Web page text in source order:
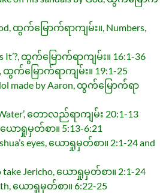
ထွက်မြောက်ရာကျမ်း။, Numbers,
Is It’?, ထွက်မြောက်ရာကျမ်း။ 16:1-36
ထွက်မြောက်ရာကျမ်း။ 19:1-25
made by Aaron, ထွက်မြောက်ရာ
Water’, တောလည်ရာကျမ်း 20:1-13
ယောရှုမှတ်စာ။ 5:13-6:21
eyes, ယောရှုမှတ်စာ။ 2:1-24 and
take Jericho, ယောရှုမှတ်စာ။ 2:1-24
ယောရှုမှတ်စာ။ 6:22-25